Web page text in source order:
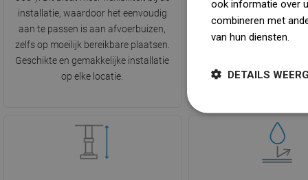
installatie, waardoor het eenvoudig
aan te passen is aan afvoerbuizen,
zelfs op moeilijk bereikbare plaatsen.
Geschikte en gemakkelijke installatie
op elke locatie.
effectieve bescherming
ook informatie over
combineren met
van hun diensten.
DETAILS